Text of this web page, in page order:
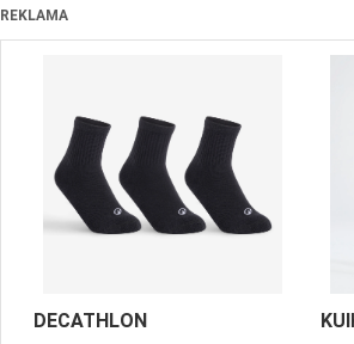
REKLAMA
DECATHLON